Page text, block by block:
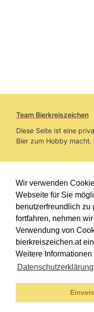
Wir verwenden
Webseite für Sie
benutzerfreundlich zu
fortfahren, nehmen
Verwendung von
bierkreiszeichen.at
Weitere
Datenschutzerklärung
Team Bierkreiszeichen
Diese Seite ist eine
Bier zum Hobby macht.
Sie befinden sich auf
im Pfad:Übers Bier/
Erstellt: 2020-02-24
Links
Impressum
Datenschutzerklärung